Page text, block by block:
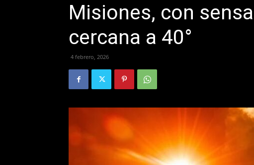
Misiones, con
cercana a 40°
4 febrero, 2026